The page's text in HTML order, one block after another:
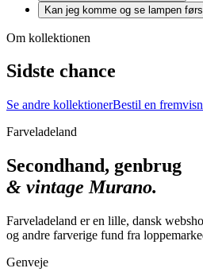
Kan jeg komme og se lampen
Om kollektionen
Sidste chance
Se andre kollektionerBestil en
Farveladeland
Secondhand, genbrug
& vintage Murano.
Farveladeland er en lille, dansk
og andre farverige fund fra
Genveje